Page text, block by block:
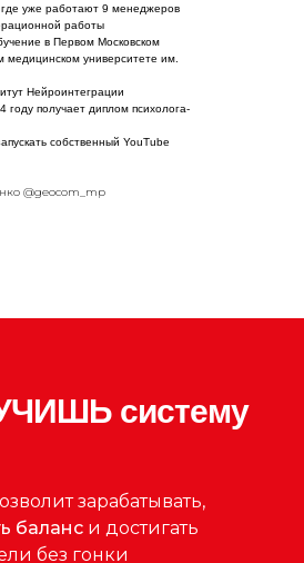
уже работают 9 менеджеров
работы
в Первом Московском
медицинском университете им.
Нейроинтеграции
получает диплом психолога-
собственный YouTube
@geocom_mp
систему
зарабатывать,
баланси достигать
без гонки